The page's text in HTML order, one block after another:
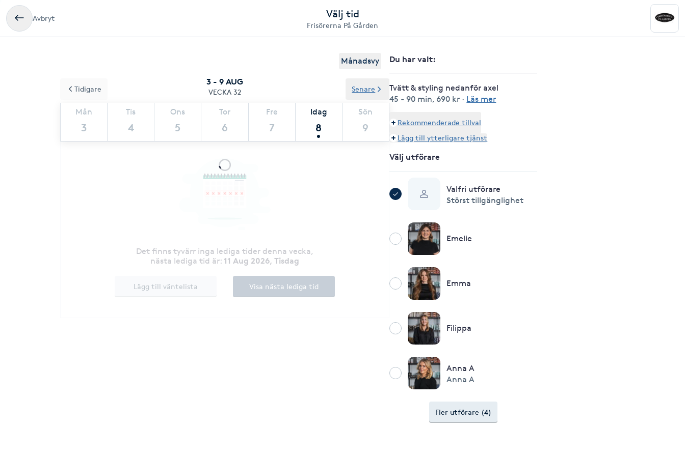
Avbryt Välj tid
Frisörerna På Gården
Månadsvy
3 - 9 AUG
VECKA 32
Mån
3
Tis
4
Ons
5
Tor
6
Fre
7
Idag
8
Sön
9
Tidigare Senare
Det finns tyvärr inga lediga tider denna vecka,
nästa lediga tid är: 11 Aug 2026, Tisdag
Lägg till väntelista Visa nästa lediga tid
Du har valt:
Tvätt & styling nedanför axel
45 - 90 min, 690 kr · Läs mer
Rekommenderade tillval
Lägg till ytterligare tjänst
Välj utförare
Valfri utförare
Störst tillgänglighet
Emelie
Emma
Filippa
Anna A
Anna A
Fler utförare (4)